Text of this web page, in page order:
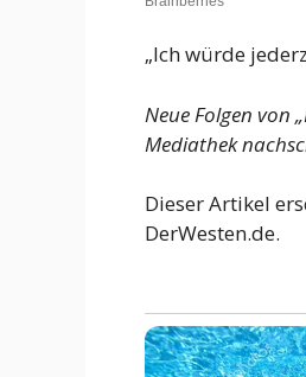
„Ich würde
Neue Folgen von
Mediathek
Dieser Artikel
DerWesten.de.